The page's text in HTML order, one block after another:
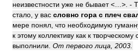
неизвестности уже не бывает <…>. -
стало, у вас словно гора с плеч
мере понял, что необходимую
к этому коллективу как к
выполнили. От первого лица, 2003.